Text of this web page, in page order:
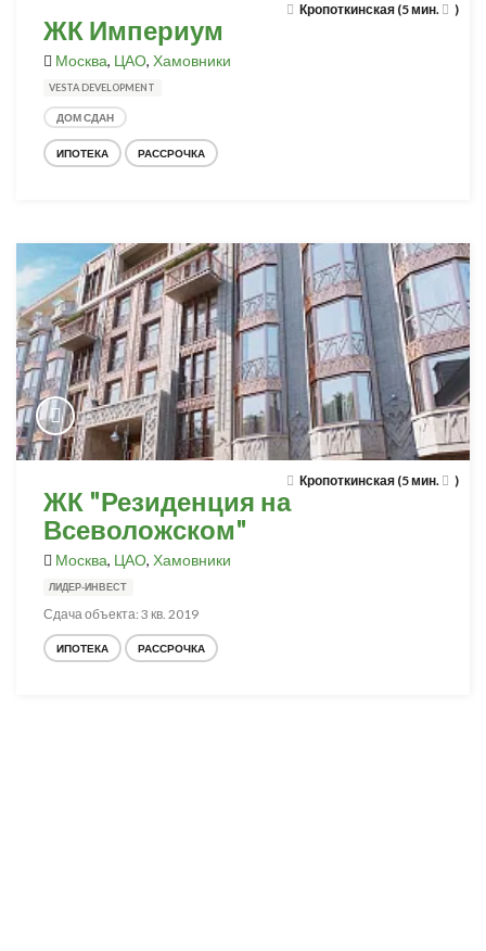
Кропоткинская (5 мин. )
ЖК Империум
Москва, ЦАО, Хамовники
VESTA DEVELOPMENT
ДОМ СДАН
ИПОТЕКА РАССРОЧКА
Кропоткинская (5 мин. )
ЖК "Резиденция на
Всеволожском"
Москва, ЦАО, Хамовники
ЛИДЕР-ИНВЕСТ
Сдача объекта: 3 кв. 2019
ИПОТЕКА РАССРОЧКА